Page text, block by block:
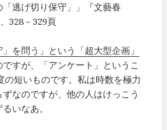
逃げ切り保守」」『文藝春
328－329頁
」を問う」という「超大型企画」
すが、「アンケート」というこ
の短いものです。私は時数を極力
なのですが、他の人はけっこう
いなあ。